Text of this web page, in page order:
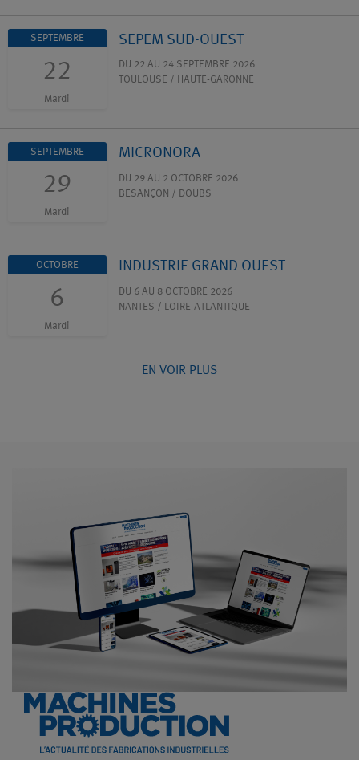
SEPTEMBRE
22
Mardi
SEPEM SUD-OUEST
DU 22 AU 24 SEPTEMBRE 2026
TOULOUSE / HAUTE-GARONNE
SEPTEMBRE
29
Mardi
MICRONORA
DU 29 AU 2 OCTOBRE 2026
BESANÇON / DOUBS
OCTOBRE
6
Mardi
INDUSTRIE GRAND OUEST
DU 6 AU 8 OCTOBRE 2026
NANTES / LOIRE-ATLANTIQUE
EN VOIR PLUS